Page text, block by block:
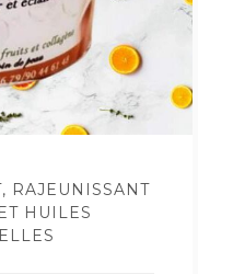
RAJEUNISSANT
HUILES